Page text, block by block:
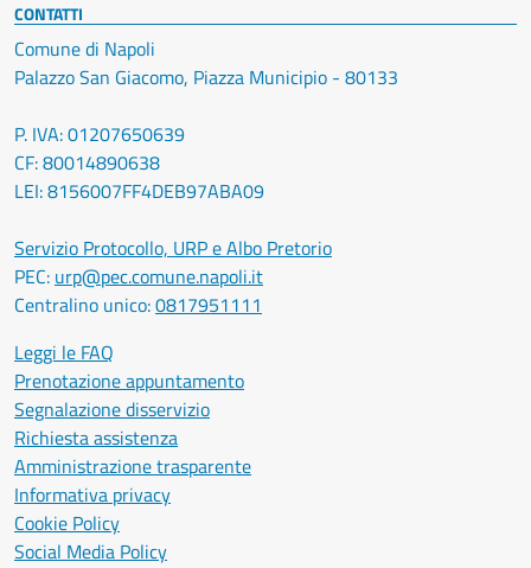
CONTATTI
Comune di Napoli
Palazzo San Giacomo, Piazza Municipio - 80133
P. IVA: 01207650639
CF: 80014890638
LEI: 8156007FF4DEB97ABA09
Servizio Protocollo, URP e Albo Pretorio
PEC: urp@pec.comune.napoli.it
Centralino unico:0817951111
Leggi le FAQ
Prenotazione appuntamento
Segnalazione disservizio
Richiesta assistenza
Amministrazione trasparente
Informativa privacy
Cookie Policy
Social Media Policy